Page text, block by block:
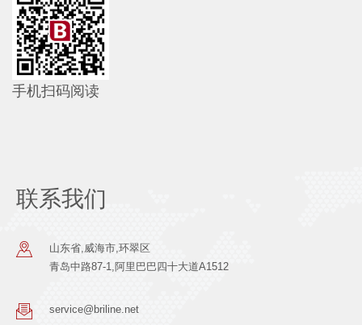
手机扫码阅读
联系我们
山东省,威海市,环翠区
青岛中路87-1,阿里巴巴四十大道A1512
service@briline.net